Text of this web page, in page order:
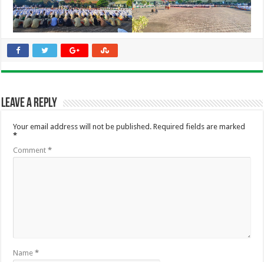
Leave a Reply
Your email address will not be published. Required fields are marked
*
Comment*
Name*